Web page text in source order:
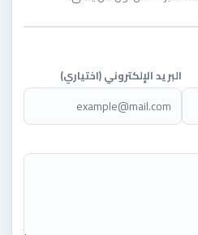
البريد الإلكتروني (اختياري)